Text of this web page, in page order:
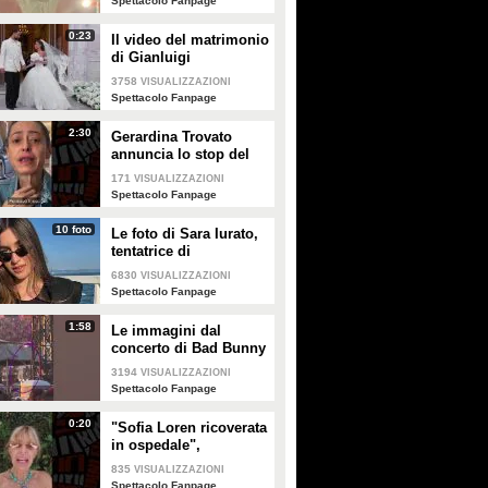
0:23
Il video del matrimonio
di Gianluigi
Donnarumma e Alessia
Elefante
3758 VISUALIZZAZIONI
Spettacolo Fanpage
2:30
Gerardina Trovato
annuncia lo stop del
tour per problemi di
salute
171 VISUALIZZAZIONI
Spettacolo Fanpage
10 foto
Le foto di Sara Iurato,
tentatrice di
Temptation Island 2026
6830 VISUALIZZAZIONI
Spettacolo Fanpage
1:58
Le immagini dal
concerto di Bad Bunny
a Milano
3194 VISUALIZZAZIONI
Spettacolo Fanpage
0:20
"Sofia Loren ricoverata
in ospedale",
Alessandra Mussolini
smentisce: "È serena e
835 VISUALIZZAZIONI
Spettacolo Fanpage